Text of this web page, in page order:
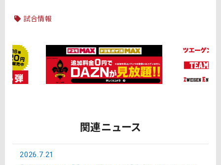
試合情報
関連ニュース
2026.7.21